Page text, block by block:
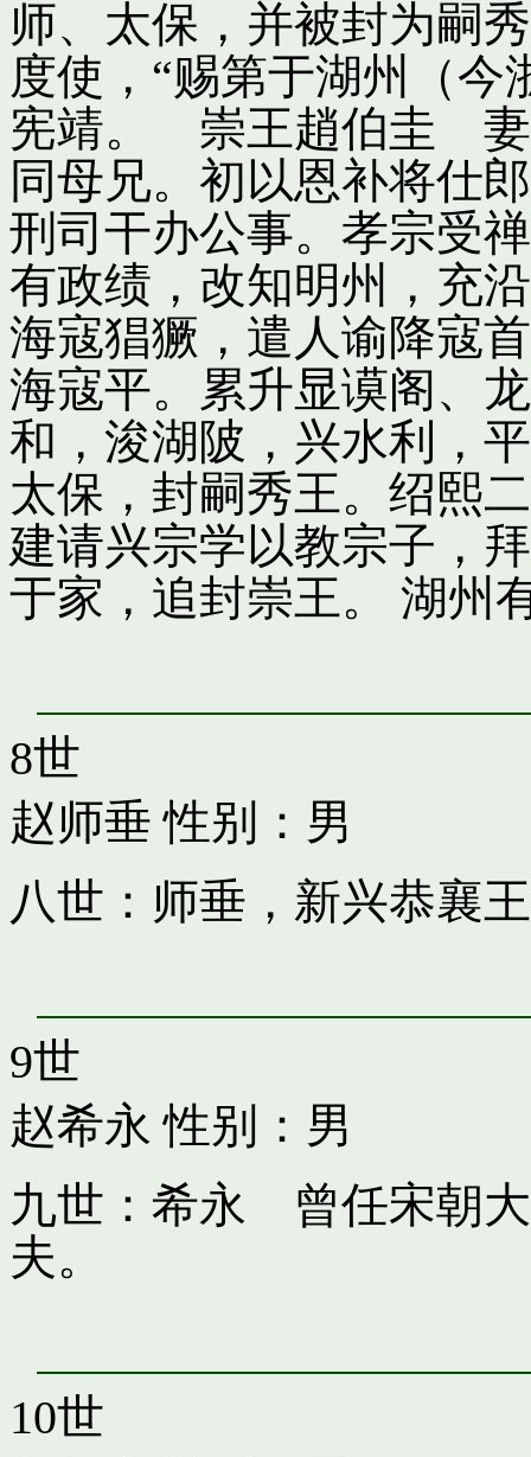
师、太保，并被封为嗣
度使，“赐第于湖州（今
宪靖。 崇王趙伯圭 妻
同母兄。初以恩补将仕
刑司干办公事。孝宗受
有政绩，改知明州，充
海寇猖獗，遣人谕降寇
海寇平。累升显谟阁、
和，浚湖陂，兴水利，
太保，封嗣秀王。绍熙
建请兴宗学以教宗子，
于家，追封崇王。 湖州
8世
赵师垂 性别：男
八世：师垂，新兴恭襄王
9世
赵希永 性别：男
九世：希永 曾任宋朝
夫。
10世